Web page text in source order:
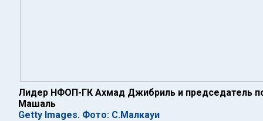
Лидер НФОП-ГК Ахмад Джибриль и председатель
Машаль
Getty Images. Фото: С.Малкауи